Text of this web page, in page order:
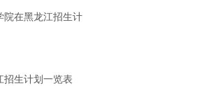
在黑龙江招生计
生计划一览表